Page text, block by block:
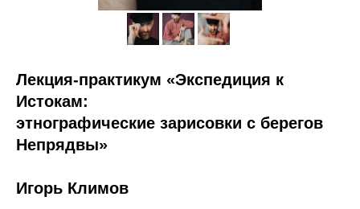
Лекция-практикум «Экспедиция к
Истокам:
этнографические зарисовки с берегов
Непрядвы»
Игорь Климов